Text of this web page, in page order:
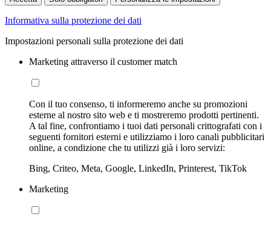
Informativa sulla protezione dei dati
Impostazioni personali sulla protezione dei dati
Marketing attraverso il customer match
Con il tuo consenso, ti informeremo anche su promozioni
esterne al nostro sito web e ti mostreremo prodotti pertinenti.
A tal fine, confrontiamo i tuoi dati personali crittografati con i
seguenti fornitori esterni e utilizziamo i loro canali pubblicitari
online, a condizione che tu utilizzi già i loro servizi:
Bing, Criteo, Meta, Google, LinkedIn, Printerest, TikTok
Marketing